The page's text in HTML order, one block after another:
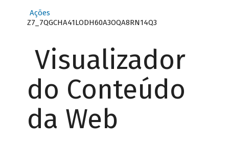
Ações
Z7_7QGCHA41LODH60A3OQA8RN14Q3
Visualizador
do Conteúdo
da Web